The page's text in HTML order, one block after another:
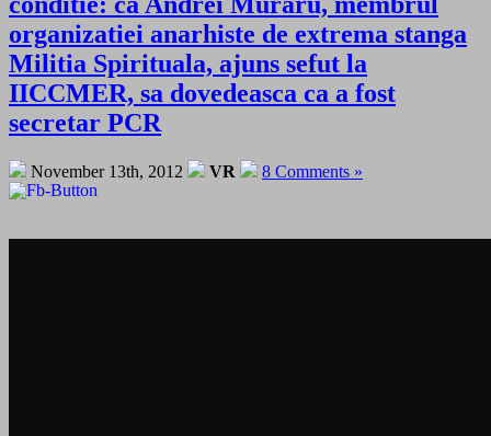
organizatiei anarhiste de extrema stanga
Militia Spirituala, ajuns sefut la
IICCMER, sa dovedeasca ca a fost
secretar PCR
November 13th, 2012 VR 8 Comments »